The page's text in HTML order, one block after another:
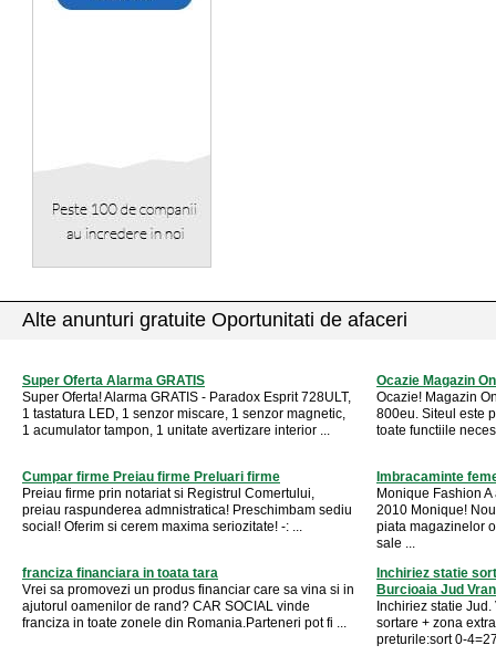
Alte anunturi gratuite Oportunitati de afaceri
Super Oferta Alarma GRATIS
Super Oferta! Alarma GRATIS - Paradox Esprit 728ULT,
1 tastatura LED, 1 senzor miscare, 1 senzor magnetic,
1 acumulator tampon, 1 unitate avertizare interior ...
Ocazie Magazin
Ocazie! Magazin
800eu. Siteul este
toate functiile
Cumpar firme Preiau firme Preluari firme
Preiau firme prin notariat si Registrul Comertului,
preiau raspunderea admnistratica! Preschimbam sediu
social! Oferim si cerem maxima seriozitate! -: ...
Imbracaminte
Monique Fashion
2010 Monique!
piata magazinelor
sale ...
franciza financiara in toata tara
Vrei sa promovezi un produs financiar care sa vina si in
ajutorul oamenilor de rand? CAR SOCIAL vinde
franciza in toate zonele din Romania.Parteneri pot fi ...
Inchiriez statie
Burcioaia Jud
Inchiriez statie
sortare + zona
preturile:sort 0-